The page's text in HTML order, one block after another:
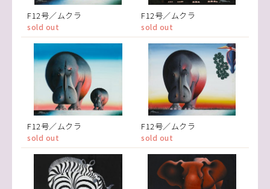
F12号／ムクラ
sold out
F12号／ムクラ
sold out
F12号／ムクラ
sold out
F12号／ムクラ
sold out